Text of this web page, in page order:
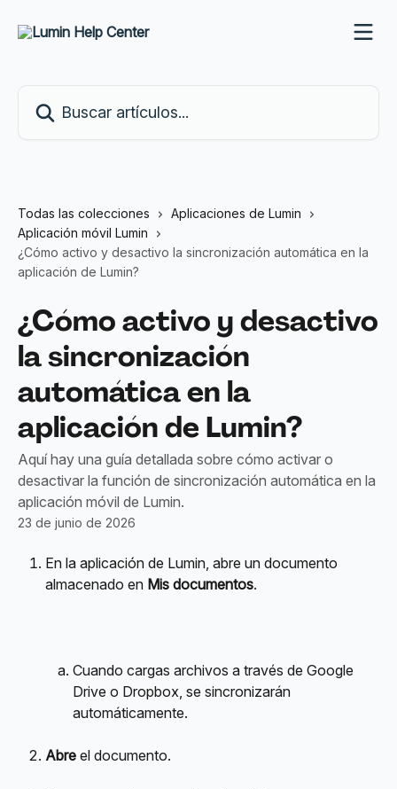
Todas las colecciones
Aplicaciones de Lumin
Aplicación móvil Lumin
¿Cómo activo y desactivo la sincronización automática en la
aplicación de Lumin?
¿Cómo activo y desactivo
la sincronización
automática en la
aplicación de Lumin?
Aquí hay una guía detallada sobre cómo activar o
desactivar la función de sincronización automática en la
aplicación móvil de Lumin.
23 de junio de 2026
En la aplicación de Lumin, abre un documento
almacenado en Mis documentos.
Cuando cargas archivos a través de Google
Drive o Dropbox, se sincronizarán
automáticamente.
Abre el documento.